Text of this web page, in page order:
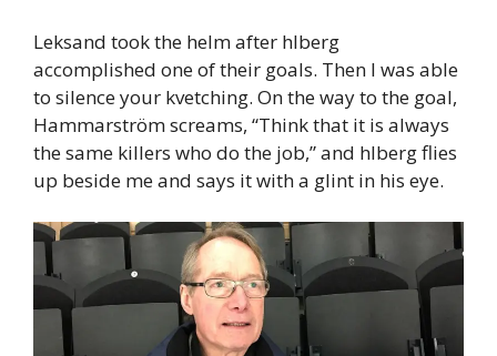
Leksand took the helm after hlberg
accomplished one of their goals. Then I was able
to silence your kvetching. On the way to the goal,
Hammarström screams, “Think that it is always
the same killers who do the job,” and hlberg flies
up beside me and says it with a glint in his eye.